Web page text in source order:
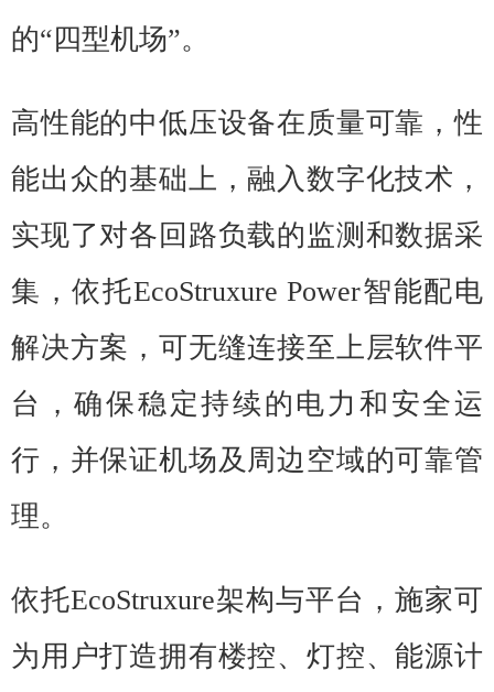
的“四型机场”。
高性能的中低压设备在质量可靠，性
能出众的基础上，融入数字化技术，
实现了对各回路负载的监测和数据采
集，依托EcoStruxure Power智能配电
解决方案，可无缝连接至上层软件平
台，确保稳定持续的电力和安全运
行，并保证机场及周边空域的可靠管
理。
依托EcoStruxure架构与平台，施家可
为用户打造拥有楼控、灯控、能源计